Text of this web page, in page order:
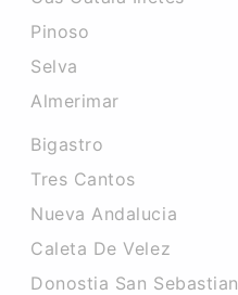
Pinoso
Selva
Almerimar
Bigastro
Tres Cantos
Nueva Andalucia
Caleta De Velez
Donostia San Sebastian